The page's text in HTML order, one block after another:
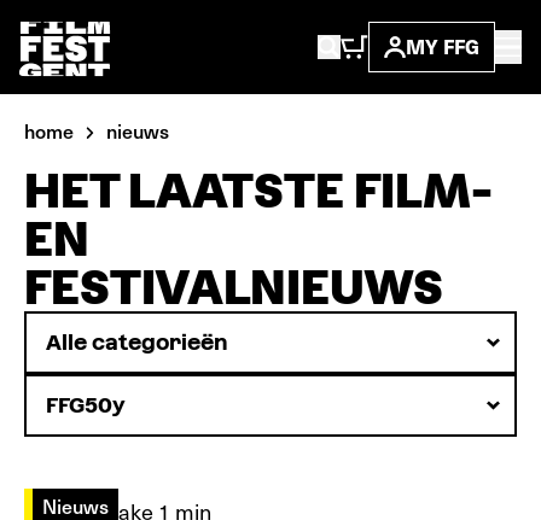
MY FFG
home nieuws
HET LAATSTE FILM-
EN
FESTIVALNIEUWS
Nieuws